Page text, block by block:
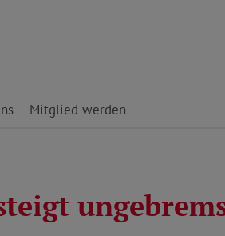
Mitglied werden